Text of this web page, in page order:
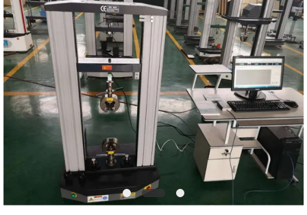
সাইট
ম্যাপ
গোপনীয়তা
নীতি